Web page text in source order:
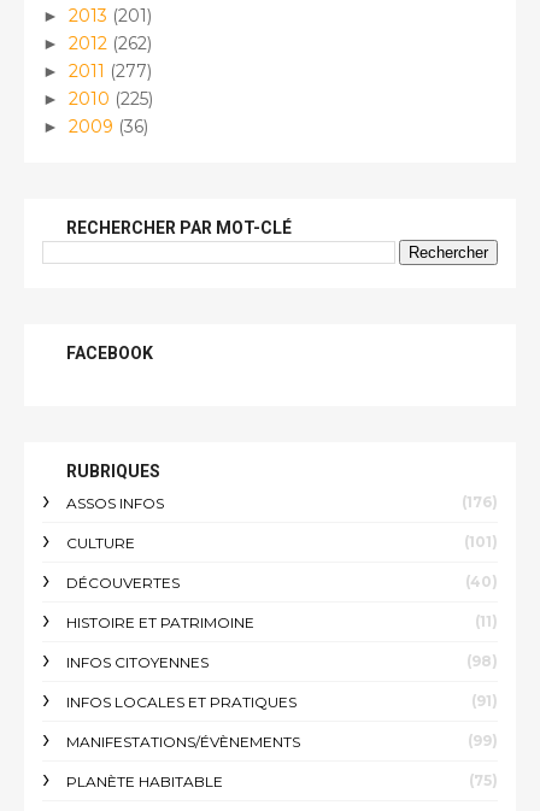
► 2013 (201)
► 2012 (262)
► 2011 (277)
► 2010 (225)
► 2009 (36)
RECHERCHER PAR MOT-CLÉ
FACEBOOK
RUBRIQUES
ASSOS INFOS (176)
CULTURE (101)
DÉCOUVERTES (40)
HISTOIRE ET PATRIMOINE (11)
INFOS CITOYENNES (98)
INFOS LOCALES ET PRATIQUES (91)
MANIFESTATIONS/ÉVÈNEMENTS (99)
PLANÈTE HABITABLE (75)